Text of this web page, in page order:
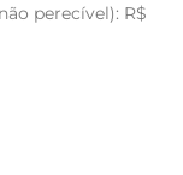
perecível): R$